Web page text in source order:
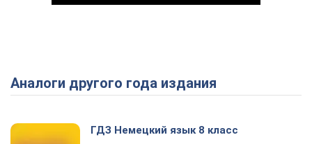
Play Video
Аналоги другого года издания
ГДЗ Немецкий язык 8 класс